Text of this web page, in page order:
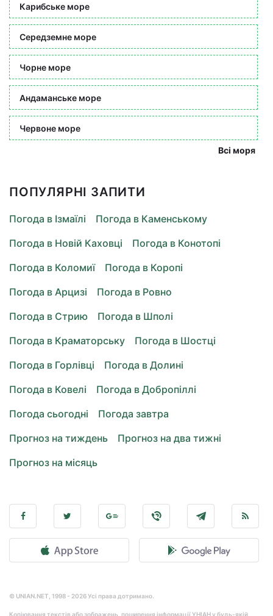
Карибське море
Середземне море
Чорне море
Андаманське море
Червоне море
Всі моря
ПОПУЛЯРНІ ЗАПИТИ
Погода в Ізмаїлі
Погода в Каменському
Погода в Новій Каховці
Погода в Конотопі
Погода в Коломиї
Погода в Коропі
Погода в Арцизі
Погода в Ровно
Погода в Стрию
Погода в Шполі
Погода в Краматорську
Погода в Шостці
Погода в Горлівці
Погода в Долині
Погода в Ковелі
Погода в Добропіллі
Погода сьогодні
Погода завтра
Прогноз на тиждень
Прогноз на два тижні
Прогноз на місяць
© UNIAN.NET, 1998 - 2026 Усі права дотримано.
Копіювання текстів або зображень, поширення інформації УНІАН у будь-якій